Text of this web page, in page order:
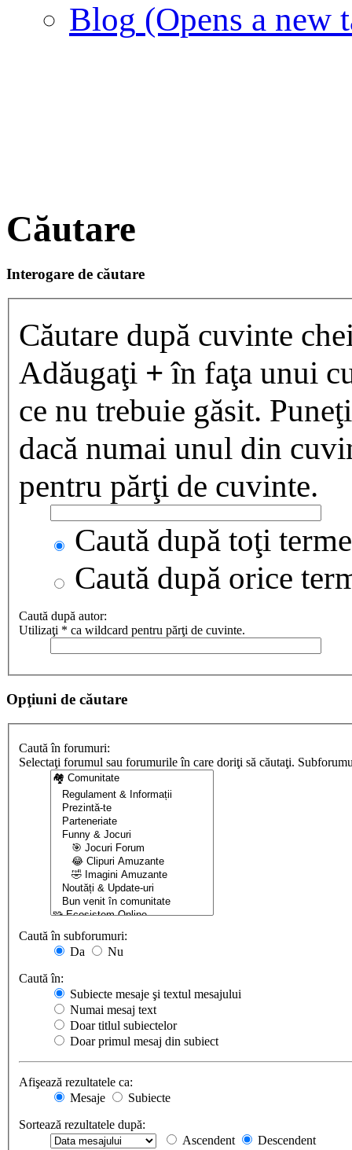
Blog (Opens a new
Căutare
Interogare de căutare
Căutare după cuvinte
Adăugaţi + în faţa unui
ce nu trebuie găsit.
dacă numai unul din
pentru părţi de cuvinte.
Caută după toţi
Caută după orice
Caută după autor:
Utilizaţi * ca wildcard pentru părţi de cuvinte.
Opţiuni de căutare
Caută în forumuri:
Selectaţi forumul sau forumurile în care doriţi să căutaţi.
Caută în subforumuri:
Da
Nu
Caută în:
Subiecte mesaje şi textul mesajului
Numai mesaj text
Doar titlul subiectelor
Doar primul mesaj din subiect
Afişează rezultatele ca:
Mesaje
Subiecte
Sortează rezultatele după:
Ascendent
Descendent